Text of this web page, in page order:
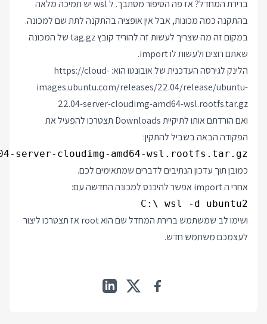
ברירת המחדל? אז פה הסיפור מסתבך. ל wsl יש תמיכה מלאה
בהתקנה כמה מכונות, אבל אין אופציה בהתקנה לתת שם למכונה.
במקום זה מה שצריך לעשות זה להוריד קובץ tag.gz של המכונה
שאתם רוצים ולעשות לו import.
הלינק לגירסה העדכנית של אובונטו הוא:https://cloud-
images.ubuntu.com/releases/22.04/release/ubuntu-
22.04-server-cloudimg-amd64-wsl.rootfs.tar.gz
ואם הורדתם אותו לתיקיית Downloads תצטרכו להפעיל את
הפקודה הבאה בשביל להתקין:
server-cloudimg-amd64-wsl.rootfs.tar.gz
כמובן תוך עדכון הנתיבים לדברים שמתאימים לכם.
אחרי ה import אפשר להיכנס למכונה החדשה עם:
C:\ wsl -d ubuntu2
ושימו לב שמשתמש ברירת המחדל שם הוא root אז תצטרכו ליצור
לעצמכם משתמש חדש.